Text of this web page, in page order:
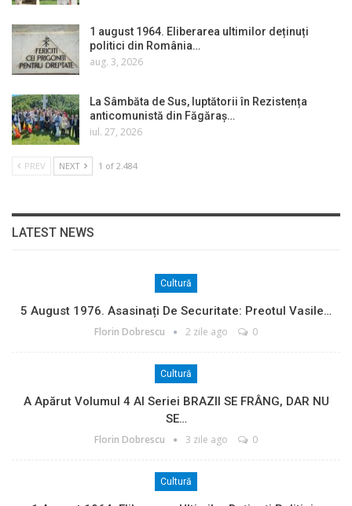
1 august 1964. Eliberarea ultimilor deținuți
politici din România…
aug. 3, 2026
La Sâmbăta de Sus, luptătorii în Rezistența
anticomunistă din Făgăraș…
iul. 27, 2026
PREV NEXT 1 of 2.484
LATEST NEWS
Cultură
5 August 1976. Asasinați De Securitate: Preotul Vasile…
Florin Dobrescu 2 zile ago 0
Cultură
A Apărut Volumul 4 Al Seriei BRAZII SE FRÂNG, DAR NU
SE…
Florin Dobrescu 3 zile ago 0
Cultură